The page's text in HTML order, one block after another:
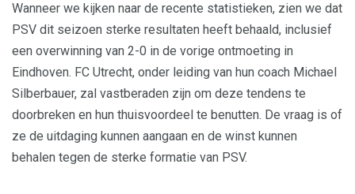
Wanneer we kijken naar de recente statistieken, zien we dat
PSV dit seizoen sterke resultaten heeft behaald, inclusief
een overwinning van 2-0 in de vorige ontmoeting in
Eindhoven. FC Utrecht, onder leiding van hun coach Michael
Silberbauer, zal vastberaden zijn om deze tendens te
doorbreken en hun thuisvoordeel te benutten. De vraag is of
ze de uitdaging kunnen aangaan en de winst kunnen
behalen tegen de sterke formatie van PSV.